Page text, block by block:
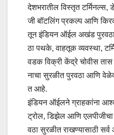
देशभरातील विस्तृत टर्मिनल्स,
जी बॉटलिंग प्रकल्प आणि
तून इंडियन ऑईल अखंड
ठा पथके, वाहतूक व्यवस्था,
वडक विक्री केंद्रे चोवीस
नाचा सुरळीत पुरवठा आणि
त आहे.
इंडियन ऑईलने ग्राहकांना
ट्रोल, डिझेल आणि
वठा सुरळीत राखण्यासाठी